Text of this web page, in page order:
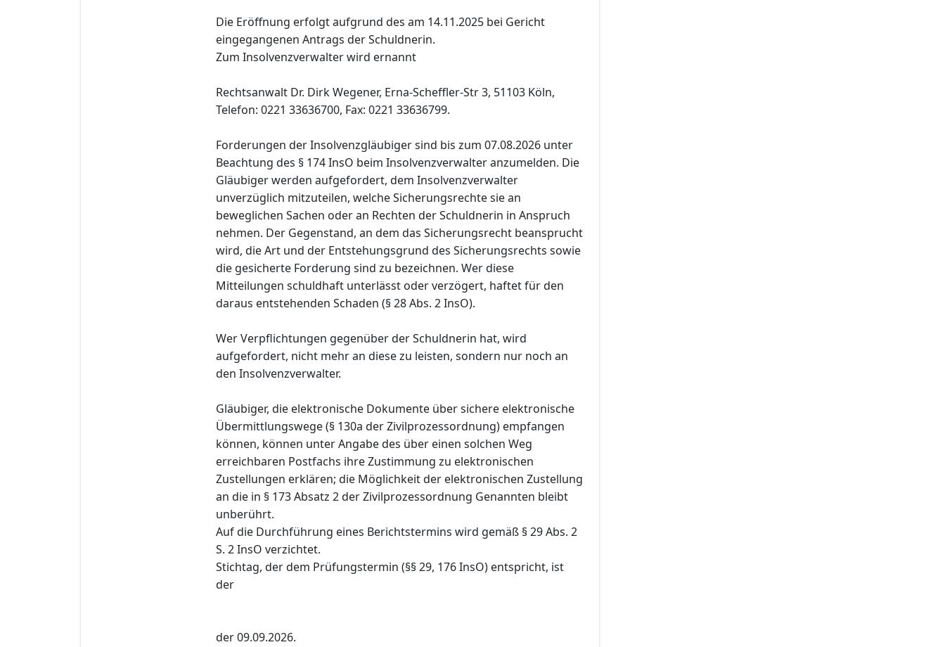
Die Eröffnung erfolgt aufgrund des am 14.11.2025 bei Gericht
eingegangenen Antrags der Schuldnerin.
Zum Insolvenzverwalter wird ernannt
Rechtsanwalt Dr. Dirk Wegener, Erna-Scheffler-Str 3, 51103 Köln,
Telefon: 0221 33636700, Fax: 0221 33636799.
Forderungen der Insolvenzgläubiger sind bis zum 07.08.2026 unter
Beachtung des § 174 InsO beim Insolvenzverwalter anzumelden. Die
Gläubiger werden aufgefordert, dem Insolvenzverwalter
unverzüglich mitzuteilen, welche Sicherungsrechte sie an
beweglichen Sachen oder an Rechten der Schuldnerin in Anspruch
nehmen. Der Gegenstand, an dem das Sicherungsrecht beansprucht
wird, die Art und der Entstehungsgrund des Sicherungsrechts sowie
die gesicherte Forderung sind zu bezeichnen. Wer diese
Mitteilungen schuldhaft unterlässt oder verzögert, haftet für den
daraus entstehenden Schaden (§ 28 Abs. 2 InsO).
Wer Verpflichtungen gegenüber der Schuldnerin hat, wird
aufgefordert, nicht mehr an diese zu leisten, sondern nur noch an
den Insolvenzverwalter.
Gläubiger, die elektronische Dokumente über sichere elektronische
Übermittlungswege (§ 130a der Zivilprozessordnung) empfangen
können, können unter Angabe des über einen solchen Weg
erreichbaren Postfachs ihre Zustimmung zu elektronischen
Zustellungen erklären; die Möglichkeit der elektronischen Zustellung
an die in § 173 Absatz 2 der Zivilprozessordnung Genannten bleibt
unberührt.
Auf die Durchführung eines Berichtstermins wird gemäß § 29 Abs. 2
S. 2 InsO verzichtet.
Stichtag, der dem Prüfungstermin (§§ 29, 176 InsO) entspricht, ist
der
der 09.09.2026.